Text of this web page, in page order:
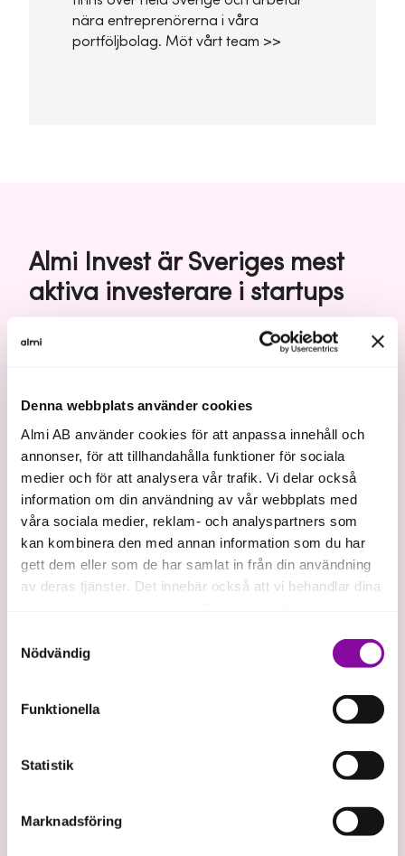
Denna webbplats använder cookies
Almi AB använder cookies för att anpassa innehåll och
annonser, för att tillhandahålla funktioner för sociala
medier och för att analysera vår trafik. Vi delar också
information om din användning av vår webbplats med
våra sociala medier, reklam- och analyspartners som
kan kombinera den med annan information som du har
gett dem eller som de har samlat in från din användning
av deras tjänster. Det innebär också att vi behandlar dina
Om du klickar på avvisa kommer användning av kakor
eller delning av information enligt ovan, inte att ske,
förutom för kakor som är nödvändiga för att hemsidan
ska fungera se mer under inställningar.
Nödvändig
Funktionella
Statistik
Marknadsföring
nära entreprenörerna i våra
portföljbolag. Möt vårt team >>
Almi Invest är Sveriges mest
aktiva investerare i startups
Riskkapital
4,0
investerat kapital
995
stycken
bolag Almi Invest
investerat i
619
Exiterade bolag
1 600
600
gröna investeringar